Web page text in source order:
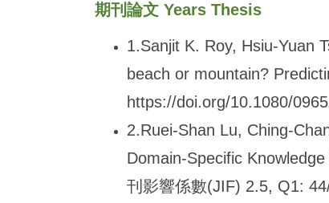
期刊論文 Years Thesis
1.Sanjit K. Roy, Hsiu-Yuan
beach or mountain?
https://doi.org/10.1080/
2.Ruei-Shan Lu, Ching-
Domain-Specific
刊影響係數(JIF) 2.5, Q1: